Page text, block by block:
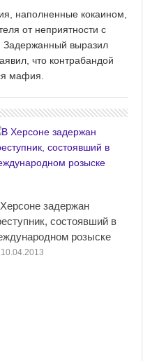
наполненные кокаином,
от неприятности с
Задержанный выразил
что контрабандой
мафия.
задержан
состоявший в
розыске
10.04.2013